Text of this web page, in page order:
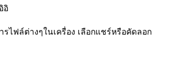
อิ
ไฟล์ต่างๆในเครื่อง เลือกแชร์หรือคัดลอก